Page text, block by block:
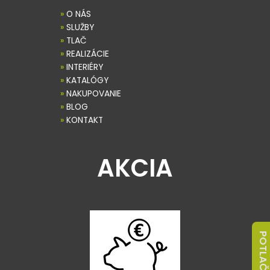
» O NÁS
» SLUŽBY
» TLAČ
» REALIZÁCIE
» INTERIÉRY
» KATALÓGY
» NAKUPOVANIE
» BLOG
» KONTAKT
AKCIA
POTLAČ